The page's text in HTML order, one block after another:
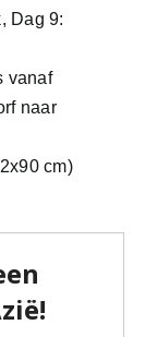
Dag 9:
vanaf
naar
cm)